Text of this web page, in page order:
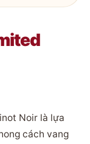
Noir là lựa
cách vang